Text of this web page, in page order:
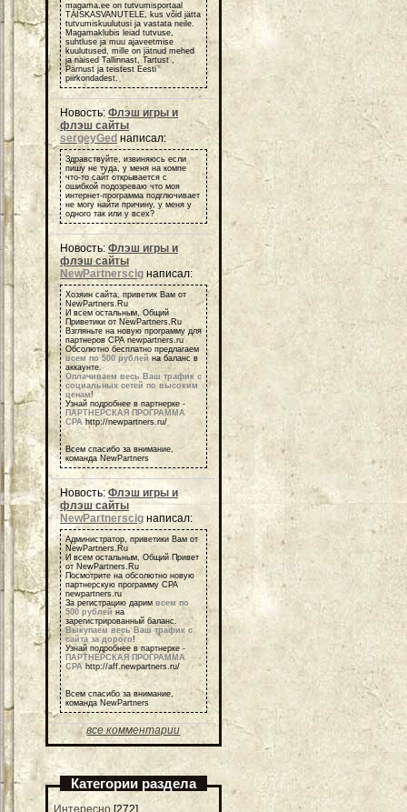
magama.ee on tutvumisportaal
TÄISKASVANUTELE, kus võid jätta
tutvumiskuulutusi ja vastata neile.
Magamaklubis leiad tutvuse,
suhtluse ja muu ajaveetmise
kuulutused, mille on jätnud mehed
ja naised Tallinnast, Tartust ,
Pärnust ja teistest Eesti
piirkondadest.
Новость: Флэш игры и
флэш сайты
sergeyGed написал:
Здравствуйте, извиняюсь если
пишу не туда, у меня на компе
что-то сайт открывается с
ошибкой подозреваю что моя
интернет-программа подглючивает
не могу найти причину, у меня у
одного так или у всех?
Новость: Флэш игры и
флэш сайты
NewPartnerscig написал:
Хозяин сайта, приветик Вам от
NewPartners.Ru
И всем остальным, Общий
Приветики от NewPartners.Ru
Взгляньте на новую программу для
партнеров СРА newpartners.ru
Обсолютно бесплатно предлагаем
всем по 500 рублей на баланс в
аккаунте.
Оплачиваем весь Ваш трафик с
социальных сетей по высоким
ценам!
Узнай подробнее в партнерке -
ПАРТНЕРСКАЯ ПРОГРАММА
СРА http://newpartners.ru/
Всем спасибо за внимание,
команда NewPartners
Новость:Флэш игры и
флэш сайты
NewPartnerscigнаписал:
Администратор, приветики Вам от
NewPartners.Ru
И всем остальным, Общий Привет
от NewPartners.Ru
Посмотрите на обсолютно новую
партнерскую программу СРА
newpartners.ru
За регистрацию дарим всем по
500 рублей на
зарегистрированный баланс.
Выкупаем весь Ваш трафик с
сайта за дорого!
Узнай подробнее в партнерке -
ПАРТНЕРСКАЯ ПРОГРАММА
СРА http://aff.newpartners.ru/
Всем спасибо за внимание,
команда NewPartners
все комментарии
Категории раздела
Интересно [272]